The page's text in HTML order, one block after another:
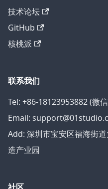
技术论坛
GitHub
核桃派
联系我们
Tel: +86-18123953882 (微
Email:
Add: 深圳市宝安区福海街
造产业园